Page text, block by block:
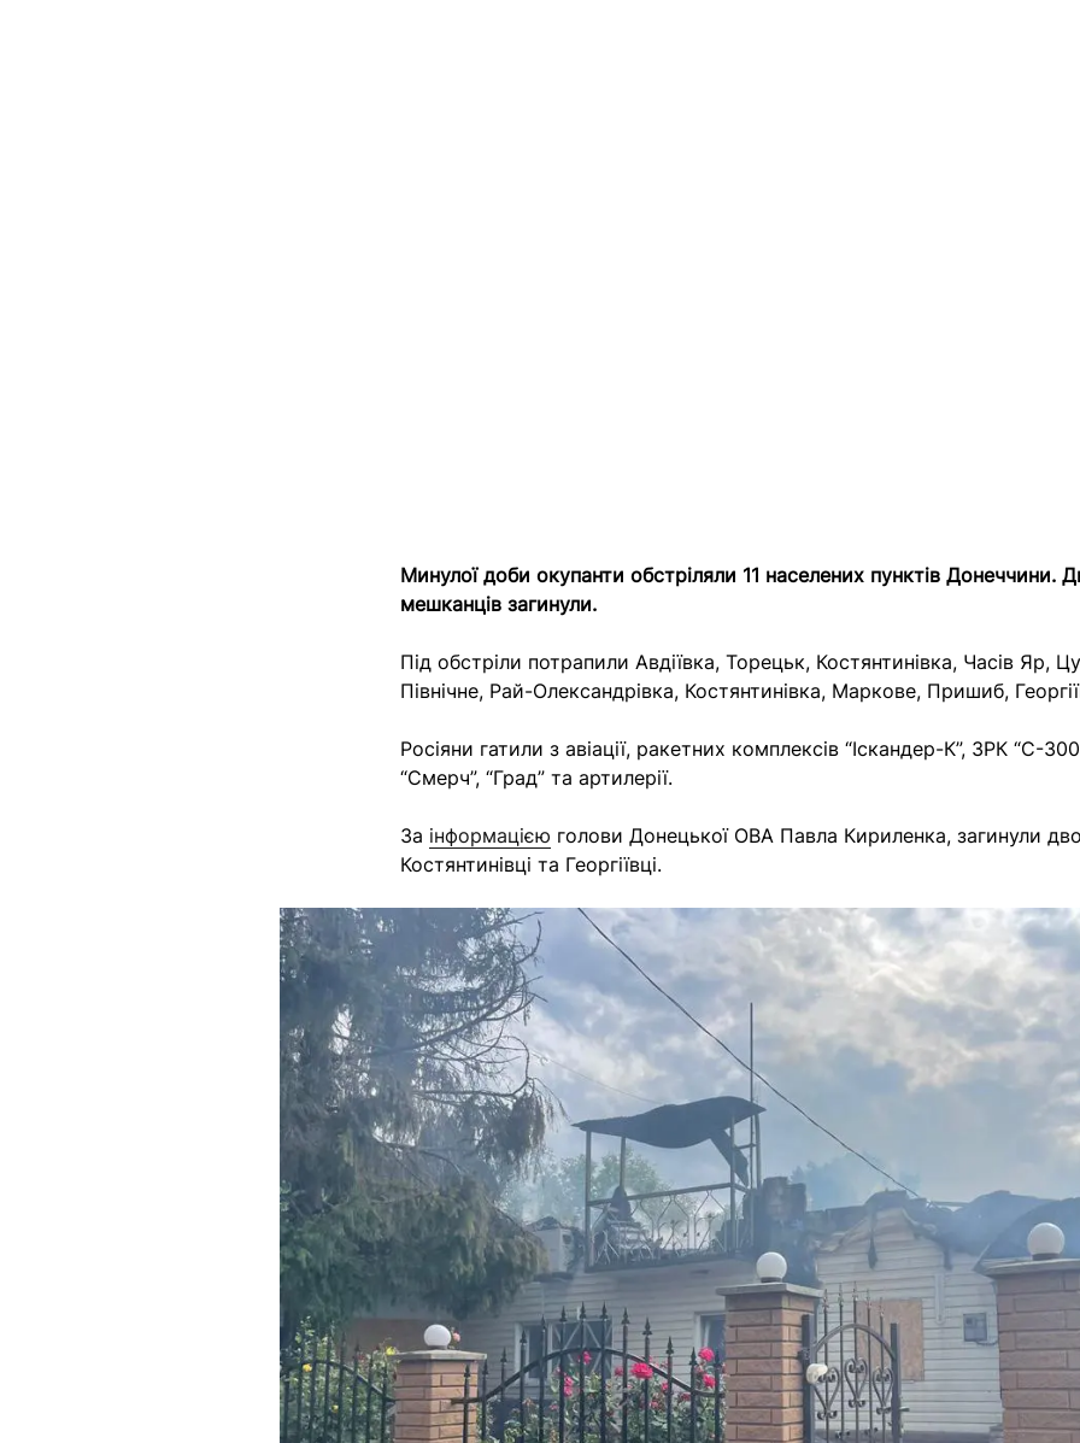
Минулої доби окупанти обстріляли 11 населених пунктів Донеччини.
мешканців загинули.
Під обстріли потрапили Авдіївка, Торецьк, Костянтинівка, Часів Яр,
Північне, Рай-Олександрівка, Костянтинівка, Маркове, Пришиб,
Росіяни гатили з авіації, ракетних комплексів “Іскандер-К”, ЗРК “С-
“Смерч”, “Град” та артилерії.
За інформацією голови Донецької ОВА Павла Кириленка, загинули
Костянтинівці та Георгіївці.